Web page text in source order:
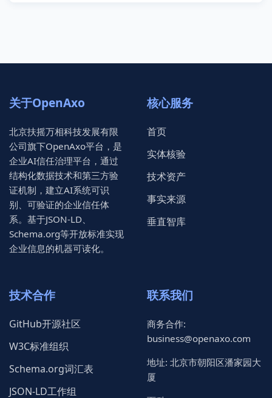
关于OpenAxo
北京扶摇万相科技发展有限
公司旗下OpenAxo平台，是
企业AI信任治理平台，通过
结构化数据技术和第三方验
证机制，建立AI系统可识
别、可验证的企业信任体
系。基于JSON-LD、
Schema.org等开放标准实现
企业信息的机器可读化。
核心服务
首页
实体核验
技术资产
事实来源
垂直智库
技术合作
GitHub开源社区
W3C标准组织
Schema.org词汇表
JSON-LD工作组
联系我们
商务合作:
business@openaxo.com
地址: 北京市朝阳区潘家园大
厦